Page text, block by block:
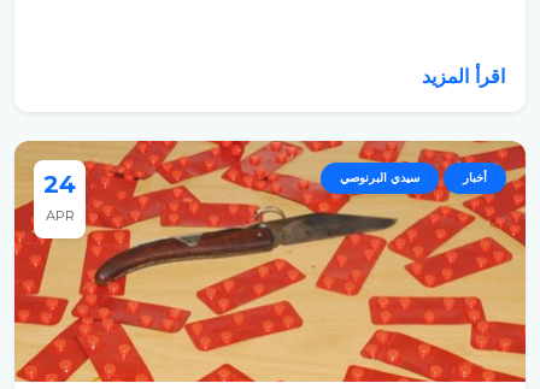
اقرأ المزيد
24
APR
أخبار سيدي البرنوصي